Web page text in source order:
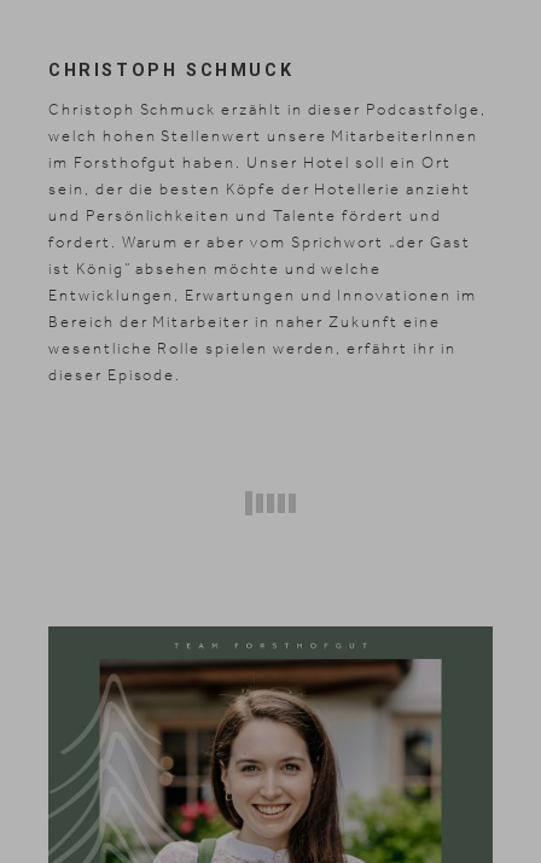
CHRISTOPH SCHMUCK
Christoph Schmuck erzählt in dieser Podcastfolge,
welch hohen Stellenwert unsere MitarbeiterInnen
im Forsthofgut haben. Unser Hotel soll ein Ort
sein, der die besten Köpfe der Hotellerie anzieht
und Persönlichkeiten und Talente fördert und
fordert. Warum er aber vom Sprichwort „der Gast
ist König“ absehen möchte und welche
Entwicklungen, Erwartungen und Innovationen im
Bereich der Mitarbeiter in naher Zukunft eine
wesentliche Rolle spielen werden, erfährt ihr in
dieser Episode.